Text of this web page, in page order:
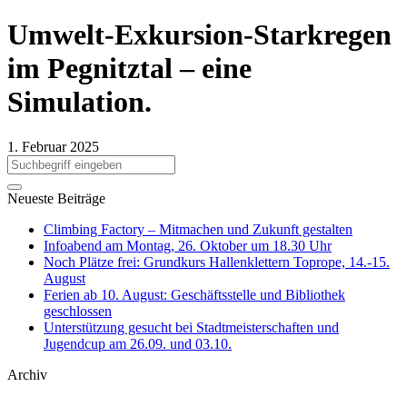
Umwelt-Exkursion-Starkregen
im Pegnitztal – eine
Simulation.
1. Februar 2025
Neueste Beiträge
Climbing Factory – Mitmachen und Zukunft gestalten
Infoabend am Montag, 26. Oktober um 18.30 Uhr
Noch Plätze frei: Grundkurs Hallenklettern Toprope, 14.-15.
August
Ferien ab 10. August: Geschäftsstelle und Bibliothek
geschlossen
Unterstützung gesucht bei Stadtmeisterschaften und
Jugendcup am 26.09. und 03.10.
Archiv